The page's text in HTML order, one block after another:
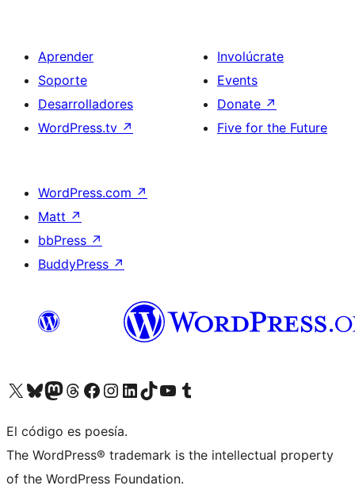
Aprender
Soporte
Desarrolladores
WordPress.tv ↗
Involúcrate
Events
Donate ↗
Five for the Future
WordPress.com ↗
Matt ↗
bbPress ↗
BuddyPress ↗
Visit our X (formerly Twitter) account
Visit our Bluesky account
Visit our Mastodon account
Visit our Threads account
Visita nuestra página de Facebook
Visita nuestra cuenta de Instagram
Visita nuestra cuenta de LinkedIn
Visit our TikTok account
Visita nuestro canal de YouTube
Visit our Tumblr account
El código es poesía.
The WordPress® trademark is the intellectual property
of the WordPress Foundation.